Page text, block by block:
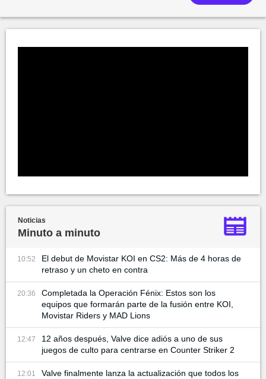
Noticias
Minuto a minuto
10:52
El debut de Movistar KOI en CS2: Más de 4 horas de
retraso y un cheto en contra
20:36
Completada la Operación Fénix: Estos son los
equipos que formarán parte de la fusión entre KOI,
Movistar Riders y MAD Lions
12:47
12 años después, Valve dice adiós a uno de sus
juegos de culto para centrarse en Counter Striker 2
12:01
Valve finalmente lanza la actualización que todos los